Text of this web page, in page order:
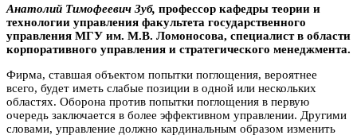
Aнатолий Tимофеевич Зyб, профессор кафедры теории и
технологии управления факультета государственного
управления МГУ им. М.В. Ломоносова, специалист в области
корпоративного управления и стратегического менеджмента.
Фирма, ставшая объектом попытки поглощения, вероятнее
всего, будет иметь слабые позиции в одной или нескольких
областях. Оборона против попытки поглощения в первую
очередь заключается в более эффективном управлении. Другими
словами, управление должно кардинальным образом изменить